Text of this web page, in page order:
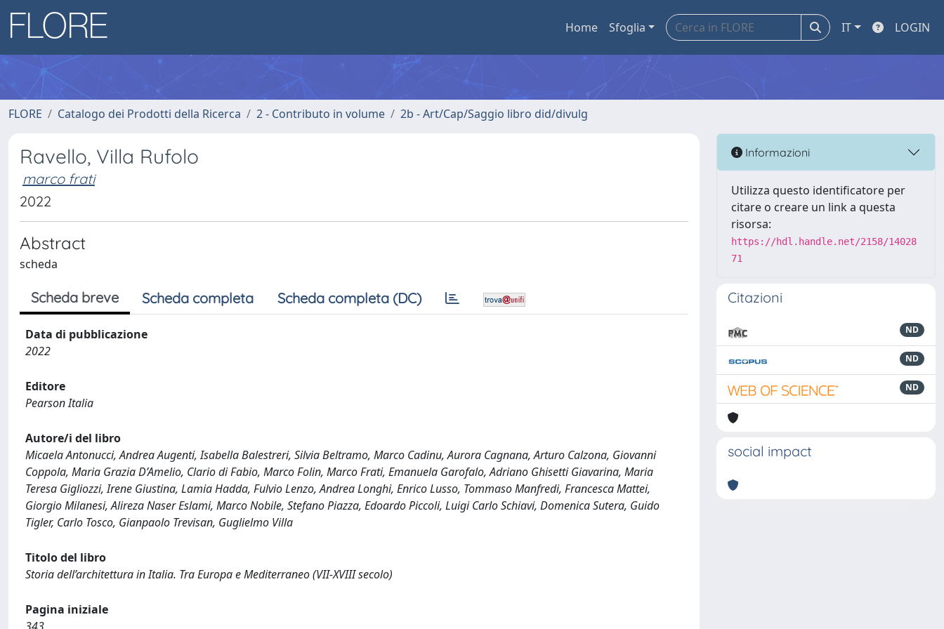
Home Sfoglia IT LOGIN
FLORE Catalogo dei Prodotti della Ricerca 2 - Contributo in volume 2b - Art/Cap/Saggio libro did/divulg
Ravello, Villa Rufolo
marco frati
2022
Abstract
scheda
Scheda breve Scheda completa Scheda completa (DC)
Data di pubblicazione
2022
Editore
Pearson Italia
Autore/i del libro
Micaela Antonucci, Andrea Augenti, Isabella Balestreri, Silvia Beltramo, Marco Cadinu, Aurora Cagnana, Arturo Calzona, Giovanni
Coppola, Maria Grazia D’Amelio, Clario di Fabio, Marco Folin, Marco Frati, Emanuela Garofalo, Adriano Ghisetti Giavarina, Maria
Teresa Gigliozzi, Irene Giustina, Lamia Hadda, Fulvio Lenzo, Andrea Longhi, Enrico Lusso, Tommaso Manfredi, Francesca Mattei,
Giorgio Milanesi, Alireza Naser Eslami, Marco Nobile, Stefano Piazza, Edoardo Piccoli, Luigi Carlo Schiavi, Domenica Sutera, Guido
Tigler, Carlo Tosco, Gianpaolo Trevisan, Guglielmo Villa
Titolo del libro
Storia dell’architettura in Italia. Tra Europa e Mediterraneo (VII-XVIII secolo)
Pagina iniziale
Informazioni
Utilizza questo identificatore per
citare o creare un link a questa
risorsa:
https://hdl.handle.net/2158/14028
71
Citazioni
ND
ND
ND
social impact